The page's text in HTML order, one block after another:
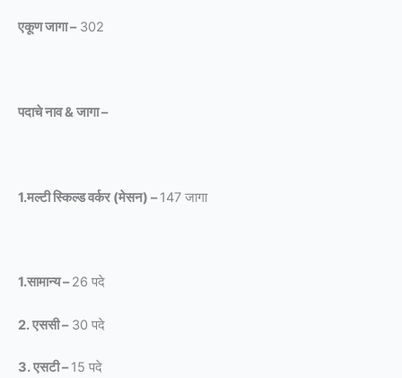
एकूण जागा –302
पदाचे नाव & जागा –
1.मल्टी स्किल्ड वर्कर (मेसन) –147 जागा
1.सामान्य –26 पदे
2. एससी –30 पदे
3. एसटी –15 पदे